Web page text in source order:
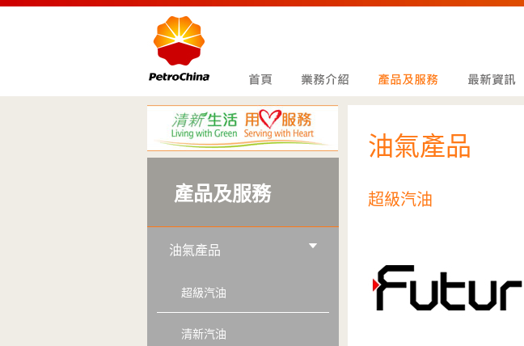
產品及服務
油氣產品
超級汽油
清新汽油
油氣產品
超級汽油